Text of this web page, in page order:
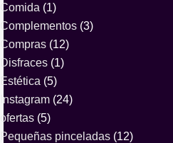
Comida (1)
Complementos (3)
Compras (12)
Disfraces (1)
Estética (5)
Instagram (24)
ofertas (5)
Pequeñas pinceladas (12)